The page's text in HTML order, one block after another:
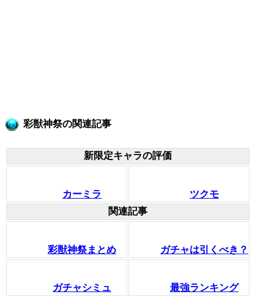
彩獣神祭の関連記事
新限定キャラの評価
カーミラ
ツクモ
関連記事
彩獣神祭まとめ ガチャは引くべき？
ガチャシミュ 最強ランキング